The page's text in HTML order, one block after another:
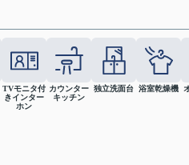
TVモニタ付
きインター
ホン
カウンター
キッチン
独立洗面台 浴室乾燥機